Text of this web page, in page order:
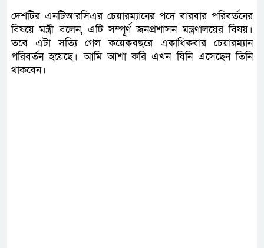
দেশটির এনটিআরসিএর চেয়ারম্যানের পদে বারবার পরিবর্তনের
বিষয়ে মন্ত্রী বলেন, এটি সম্পূর্ণ জনপ্রশাসন মন্ত্রণালয়ের বিষয়।
তবে এটা সত্যি গেল কয়েকবছরে একাধিকবার চেয়ারম্যান
পরিবর্তন হয়েছে। আমি আশা করি এখন যিনি এসেছেন তিনি
থাকবেন।